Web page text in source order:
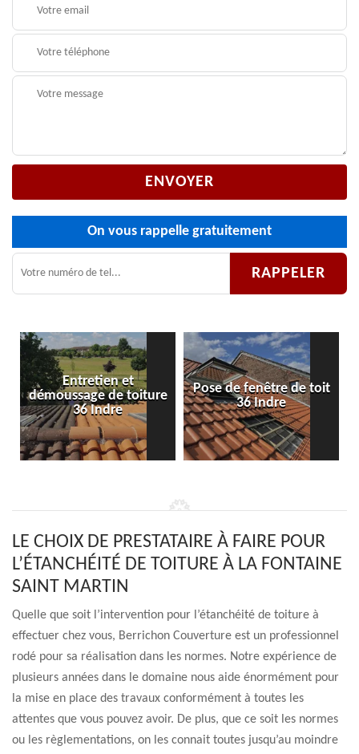
On vous rappelle gratuitement
Entretien et
démoussage de toiture
36 Indre
Pose de fenêtre de toit
36 Indre
LE CHOIX DE PRESTATAIRE À FAIRE POUR
L’ÉTANCHÉITÉ DE TOITURE À LA FONTAINE
SAINT MARTIN
Quelle que soit l’intervention pour l’étanchéité de toiture à
effectuer chez vous, Berrichon Couverture est un professionnel
rodé pour sa réalisation dans les normes. Notre expérience de
plusieurs années dans le domaine nous aide énormément pour
la mise en place des travaux conformément à toutes les
attentes que vous pouvez avoir. De plus, que ce soit les normes
ou les règlementations, on les connait toutes jusqu’au moindre